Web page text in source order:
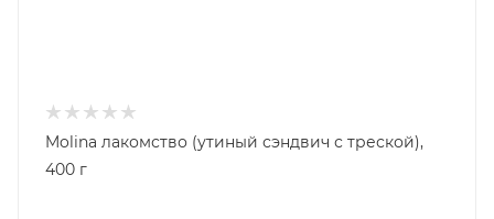
Molina лакомство (утиный сэндвич с треской),
400 г